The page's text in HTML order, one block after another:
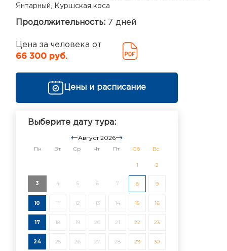
Янтарный, Куршская коса
Продолжительность: 7 дней
Цена за человека от
66 300 руб.
Цены и расписание
Выберите дату тура:
Август 2026
Пн Вт Ср Чт Пт Сб Вс
1 2
3 4 5 6 7 8 9
10 11 12 13 14 15 16
17 18 19 20 21 22 23
24 25 26 27 28 29 30